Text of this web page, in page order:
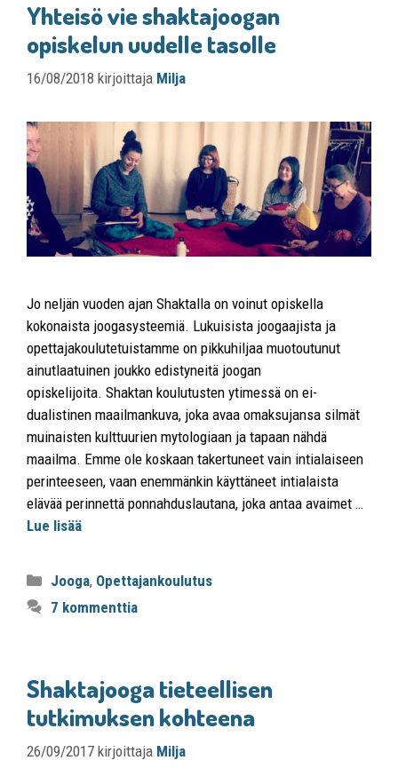
Yhteisö vie shaktajoogan
opiskelun uudelle tasolle
16/08/2018 kirjoittaja Milja
Jo neljän vuoden ajan Shaktalla on voinut opiskella
kokonaista joogasysteemiä. Lukuisista joogaajista ja
opettajakoulutetuistamme on pikkuhiljaa muotoutunut
ainutlaatuinen joukko edistyneitä joogan
opiskelijoita. Shaktan koulutusten ytimessä on ei-
dualistinen maailmankuva, joka avaa omaksujansa silmät
muinaisten kulttuurien mytologiaan ja tapaan nähdä
maailma. Emme ole koskaan takertuneet vain intialaiseen
perinteeseen, vaan enemmänkin käyttäneet intialaista
elävää perinnettä ponnahduslautana, joka antaa avaimet …
Lue lisää
Jooga, Opettajankoulutus
7 kommenttia
Shaktajooga tieteellisen
tutkimuksen kohteena
26/09/2017 kirjoittaja Milja